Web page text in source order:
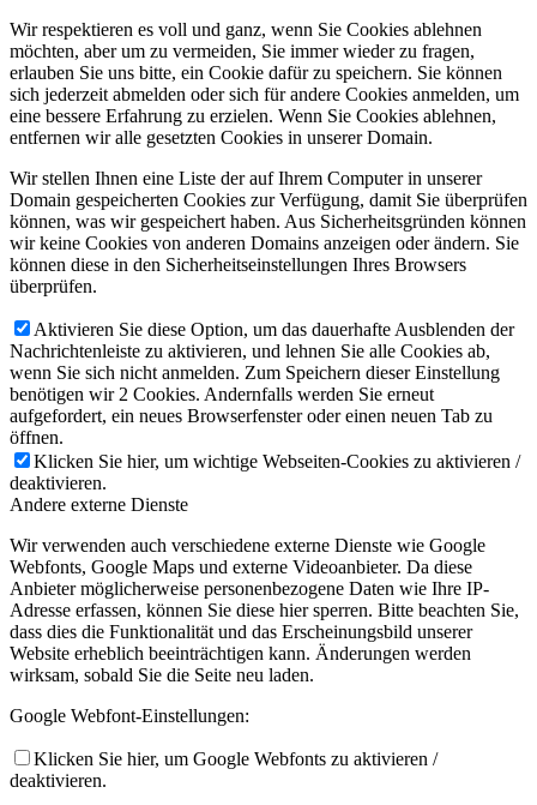
Wir respektieren es voll und ganz, wenn Sie Cookies ablehnen
möchten, aber um zu vermeiden, Sie immer wieder zu fragen,
erlauben Sie uns bitte, ein Cookie dafür zu speichern. Sie können
sich jederzeit abmelden oder sich für andere Cookies anmelden, um
eine bessere Erfahrung zu erzielen. Wenn Sie Cookies ablehnen,
entfernen wir alle gesetzten Cookies in unserer Domain.
Wir stellen Ihnen eine Liste der auf Ihrem Computer in unserer
Domain gespeicherten Cookies zur Verfügung, damit Sie überprüfen
können, was wir gespeichert haben. Aus Sicherheitsgründen können
wir keine Cookies von anderen Domains anzeigen oder ändern. Sie
können diese in den Sicherheitseinstellungen Ihres Browsers
überprüfen.
Aktivieren Sie diese Option, um das dauerhafte Ausblenden der
Nachrichtenleiste zu aktivieren, und lehnen Sie alle Cookies ab,
wenn Sie sich nicht anmelden. Zum Speichern dieser Einstellung
benötigen wir 2 Cookies. Andernfalls werden Sie erneut
aufgefordert, ein neues Browserfenster oder einen neuen Tab zu
öffnen.
Klicken Sie hier, um wichtige Webseiten-Cookies zu aktivieren /
deaktivieren.
Andere externe Dienste
Wir verwenden auch verschiedene externe Dienste wie Google
Webfonts, Google Maps und externe Videoanbieter. Da diese
Anbieter möglicherweise personenbezogene Daten wie Ihre IP-
Adresse erfassen, können Sie diese hier sperren. Bitte beachten Sie,
dass dies die Funktionalität und das Erscheinungsbild unserer
Website erheblich beeinträchtigen kann. Änderungen werden
wirksam, sobald Sie die Seite neu laden.
Google Webfont-Einstellungen:
Klicken Sie hier, um Google Webfonts zu aktivieren /
deaktivieren.